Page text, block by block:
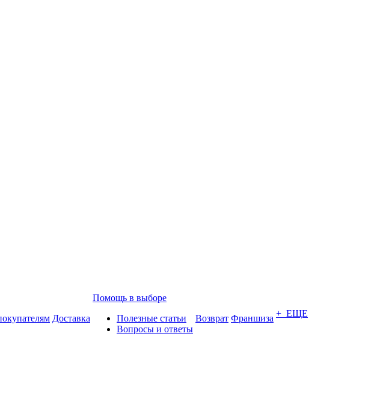
Доставка
Помощь в выборе
Полезные статьи
Вопросы и ответы
Возврат Франшиза + ЕЩЕ